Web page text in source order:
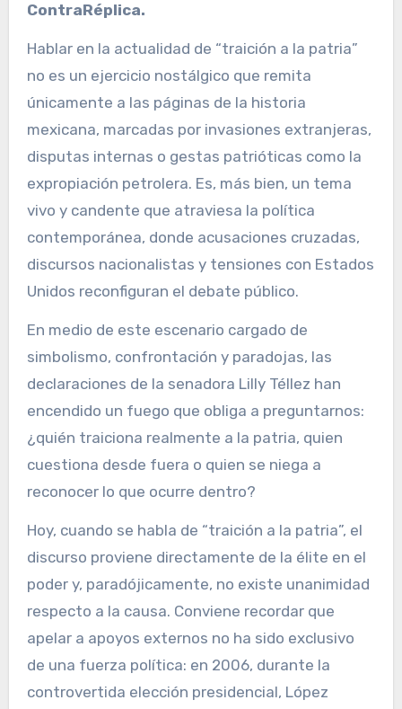
ContraRéplica.
Hablar en la actualidad de “traición a la patria”
no es un ejercicio nostálgico que remita
únicamente a las páginas de la historia
mexicana, marcadas por invasiones extranjeras,
disputas internas o gestas patrióticas como la
expropiación petrolera. Es, más bien, un tema
vivo y candente que atraviesa la política
contemporánea, donde acusaciones cruzadas,
discursos nacionalistas y tensiones con Estados
Unidos reconfiguran el debate público.
En medio de este escenario cargado de
simbolismo, confrontación y paradojas, las
declaraciones de la senadora Lilly Téllez han
encendido un fuego que obliga a preguntarnos:
¿quién traiciona realmente a la patria, quien
cuestiona desde fuera o quien se niega a
reconocer lo que ocurre dentro?
Hoy, cuando se habla de “traición a la patria”, el
discurso proviene directamente de la élite en el
poder y, paradójicamente, no existe unanimidad
respecto a la causa. Conviene recordar que
apelar a apoyos externos no ha sido exclusivo
de una fuerza política: en 2006, durante la
controvertida elección presidencial, López